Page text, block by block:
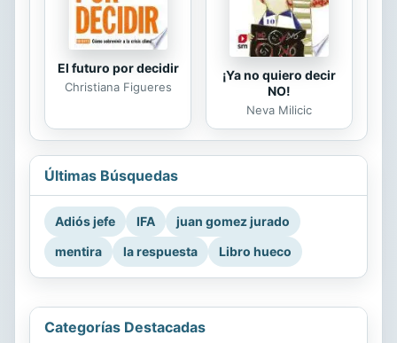
El futuro por decidir
Christiana Figueres
¡Ya no quiero decir
NO!
Neva Milicic
Últimas Búsquedas
Adiós jefe IFA
juan gomez jurado
mentira
la respuesta Libro hueco
Categorías Destacadas